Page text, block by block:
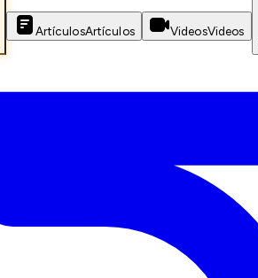
ArtículosArtículos VideosVideos